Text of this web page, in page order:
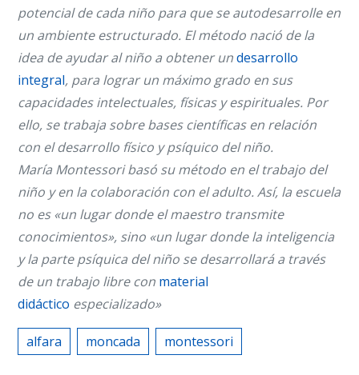
potencial de cada niño para que se autodesarrolle en
un ambiente estructurado. El método nació de la
idea de ayudar al niño a obtener undesarrollo
integral, para lograr un máximo grado en sus
capacidades intelectuales, físicas y espirituales. Por
ello, se trabaja sobre bases científicas en relación
con el desarrollo físico y psíquico del niño.
María Montessori basó su método en el trabajo del
niño y en la colaboración con el adulto. Así, la escuela
no es «un lugar donde el maestro transmite
conocimientos», sino «un lugar donde la inteligencia
y la parte psíquica del niño se desarrollará a través
de un trabajo libre con material
didáctico especializado»
alfara moncada montessori